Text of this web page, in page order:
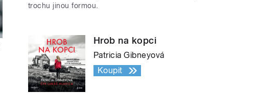
trochu jinou formou.
Hrob na kopci
Patricia Gibneyová
Koupit